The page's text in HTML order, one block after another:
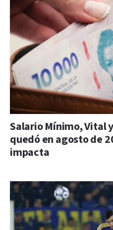
Salario Mínimo, Vital
quedó en agosto de
impacta